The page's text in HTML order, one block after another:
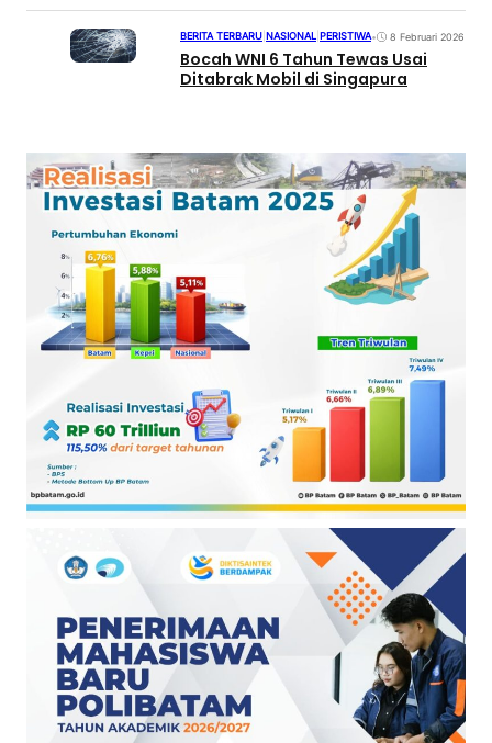
BERITA TERBARU NASIONAL PERISTIWA• 8 Februari 2026
Bocah WNI 6 Tahun Tewas Usai
Ditabrak Mobil di Singapura